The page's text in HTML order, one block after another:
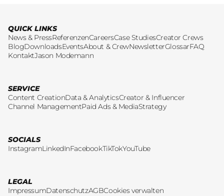
QUICK LINKS
News & PressReferenzenCareersCase StudiesCreator Crews
BlogDownloadsEventsAbout & CrewNewsletterGlossarFAQ
KontaktJason Modemann
SERVICE
Content CreationData & AnalyticsCreator & Influencer
Channel ManagementPaid Ads & MediaStrategy
SOCIALS
InstagramLinkedInFacebookTikTokYouTube
LEGAL
ImpressumDatenschutzAGBCookies verwalten